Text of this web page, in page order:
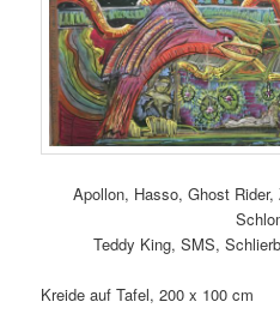
Apollon, Hasso, Ghost
Teddy King, SMS,
Kreide auf Tafel, 200 x 100 cm